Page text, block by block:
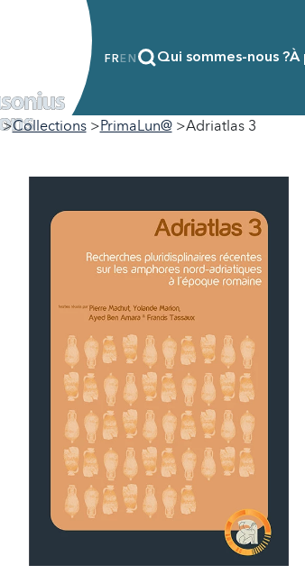
FR EN Qui sommes-nous ?À
Collections PrimaLun@ Adriatlas 3